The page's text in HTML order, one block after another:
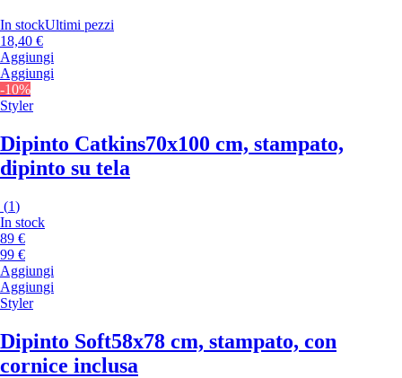
In stockUltimi pezzi
18,40 €
Aggiungi
Aggiungi
-10%
Styler
Dipinto Catkins70x100 cm, stampato,
dipinto su tela
(1)
In stock
89 €
99 €
Aggiungi
Aggiungi
Styler
Dipinto Soft58x78 cm, stampato, con
cornice inclusa